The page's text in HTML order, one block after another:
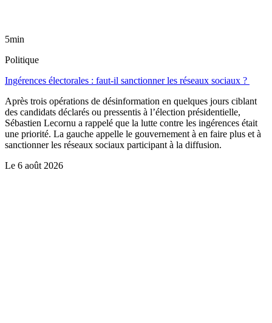
5min
Politique
Ingérences électorales : faut-il sanctionner les réseaux sociaux ?
Après trois opérations de désinformation en quelques jours ciblant
des candidats déclarés ou pressentis à l’élection présidentielle,
Sébastien Lecornu a rappelé que la lutte contre les ingérences était
une priorité. La gauche appelle le gouvernement à en faire plus et à
sanctionner les réseaux sociaux participant à la diffusion.
Le 6 août 2026